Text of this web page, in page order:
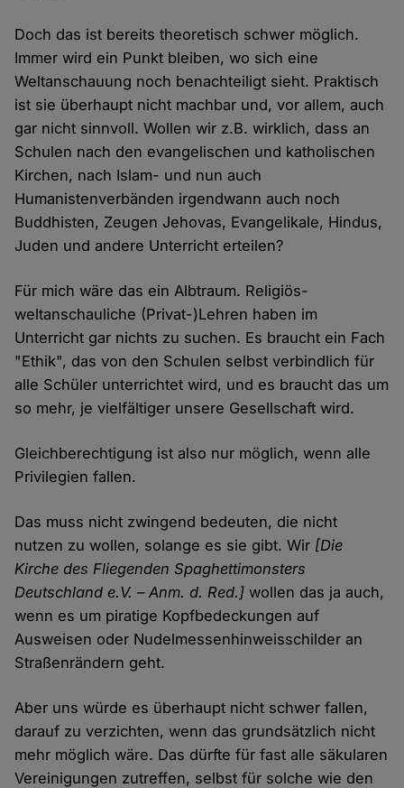
Doch das ist bereits theoretisch schwer möglich.
Immer wird ein Punkt bleiben, wo sich eine
Weltanschauung noch benachteiligt sieht. Praktisch
ist sie überhaupt nicht machbar und, vor allem, auch
gar nicht sinnvoll. Wollen wir z.B. wirklich, dass an
Schulen nach den evangelischen und katholischen
Kirchen, nach Islam- und nun auch
Humanistenverbänden irgendwann auch noch
Buddhisten, Zeugen Jehovas, Evangelikale, Hindus,
Juden und andere Unterricht erteilen?
Für mich wäre das ein Albtraum. Religiös-
weltanschauliche (Privat-)Lehren haben im
Unterricht gar nichts zu suchen. Es braucht ein Fach
"Ethik", das von den Schulen selbst verbindlich für
alle Schüler unterrichtet wird, und es braucht das um
so mehr, je vielfältiger unsere Gesellschaft wird.
Gleichberechtigung ist also nur möglich, wenn alle
Privilegien fallen.
Das muss nicht zwingend bedeuten, die nicht
nutzen zu wollen, solange es sie gibt. Wir [Die
Kirche des Fliegenden Spaghettimonsters
Deutschland e.V. – Anm. d. Red.] wollen das ja auch,
wenn es um piratige Kopfbedeckungen auf
Ausweisen oder Nudelmessenhinweisschilder an
Straßenrändern geht.
Aber uns würde es überhaupt nicht schwer fallen,
darauf zu verzichten, wenn das grundsätzlich nicht
mehr möglich wäre. Das dürfte für fast alle säkularen
Vereinigungen zutreffen, selbst für solche wie den